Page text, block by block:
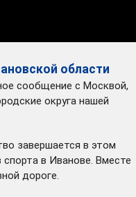
области
сообщение с Москвой,
округа нашей
завершается в этом
в Иванове. Вместе
дороге.